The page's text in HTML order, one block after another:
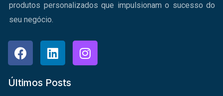
produtos personalizados que impulsionam o sucesso do
seu negócio.
Últimos Posts